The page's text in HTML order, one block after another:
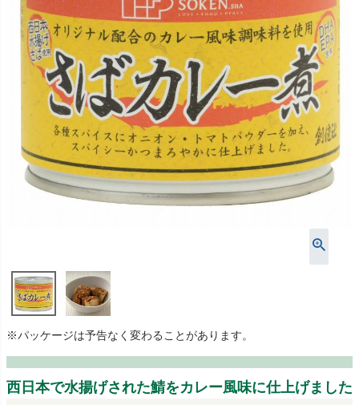
※パッケージは予告なく変わることがあります。
西日本で水揚げされた鯖をカレー風味に仕上げました